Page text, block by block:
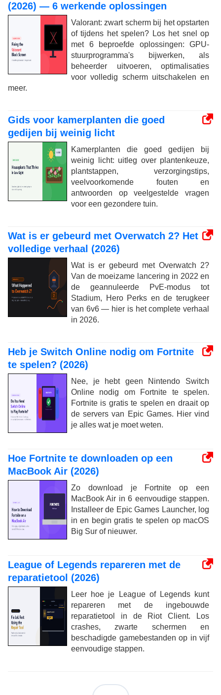
(2026) — 6 werkende oplossingen
Valorant: zwart scherm bij het opstarten
of tijdens het spelen? Los het snel op
met 6 beproefde oplossingen: GPU-
stuurprogramma's bijwerken, als
beheerder uitvoeren, optimalisaties
voor volledig scherm uitschakelen en
meer.
Gids voor kamerplanten die goed
gedijen bij weinig licht
Kamerplanten die goed gedijen bij
weinig licht: uitleg over plantenkeuze,
plantstappen, verzorgingstips,
veelvoorkomende fouten en
antwoorden op veelgestelde vragen
voor een gezondere tuin.
Wat is er gebeurd met Overwatch 2? Het
volledige verhaal (2026)
Wat is er gebeurd met Overwatch 2?
Van de moeizame lancering in 2022 en
de geannuleerde PvE-modus tot
Stadium, Hero Perks en de terugkeer
van 6v6 — hier is het complete verhaal
in 2026.
Heb je Switch Online nodig om Fortnite
te spelen? (2026)
Nee, je hebt geen Nintendo Switch
Online nodig om Fortnite te spelen.
Fortnite is gratis te spelen en draait op
de servers van Epic Games. Hier vind
je alles wat je moet weten.
Hoe Fortnite te downloaden op een
MacBook Air (2026)
Zo download je Fortnite op een
MacBook Air in 6 eenvoudige stappen.
Installeer de Epic Games Launcher, log
in en begin gratis te spelen op macOS
Big Sur of nieuwer.
League of Legends repareren met de
reparatietool (2026)
Leer hoe je League of Legends kunt
repareren met de ingebouwde
reparatietool in de Riot Client. Los
crashes, zwarte schermen en
beschadigde gamebestanden op in vijf
eenvoudige stappen.